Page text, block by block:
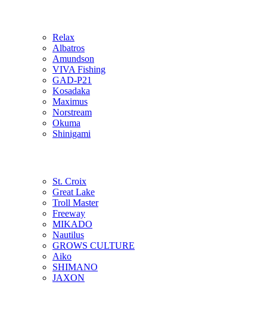
Relax
Albatros
Amundson
VIVA Fishing
GAD-P21
Kosadaka
Maximus
Norstream
Okuma
Shinigami
St. Croix
Great Lake
Troll Master
Freeway
MIKADO
Nautilus
GROWS CULTURE
Aiko
SHIMANO
JAXON